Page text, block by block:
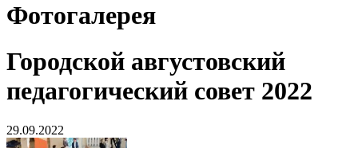
Фотогалерея
Городской августовский
педагогический совет 2022
29.09.2022